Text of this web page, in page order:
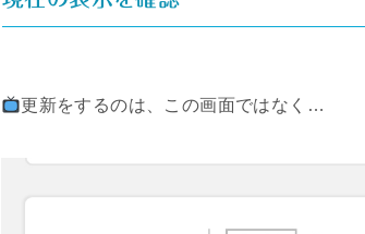
更新をするのは、この画面ではなく…